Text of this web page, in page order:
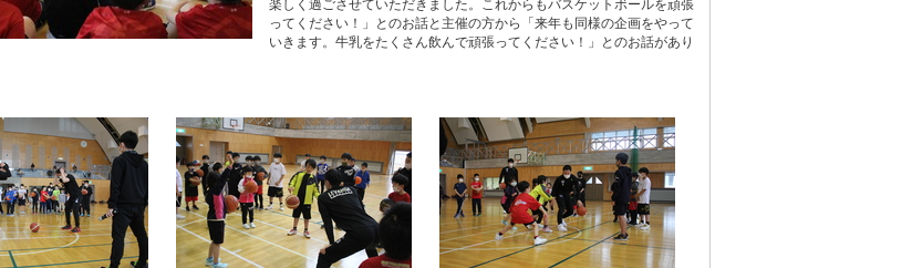
楽しく過ごさせていただきました。これからもバスケットボールを頑張
ってください！」とのお話と主催の方から「来年も同様の企画をやって
いきます。牛乳をたくさん飲んで頑張ってください！」とのお話があり